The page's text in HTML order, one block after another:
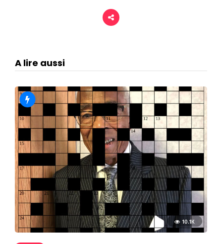
A lire aussi
10.1K